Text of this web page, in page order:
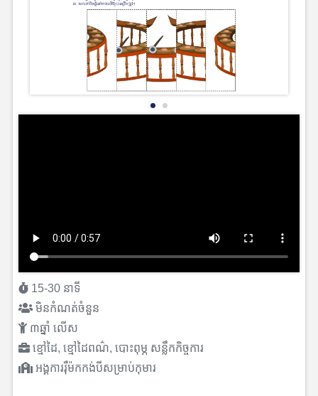
15-30 នាទី
មិនកំណត់ចំនួន
៣ឆ្នាំ លើស
ខ្មៅដៃ, ខ្មៅដៃពណ៌, បោះពុម្ភ សន្លឹកកិច្ចការ
អង្គការរុឺម៉កកង់បីសម្រាប់កុមារ